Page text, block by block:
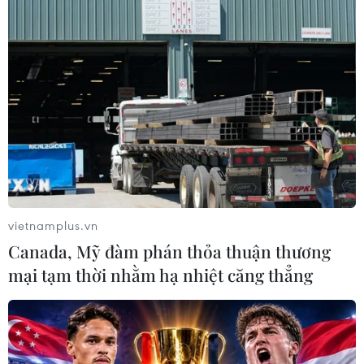
Futsal Việt Nam bất bại sau trận hòa
khó tin trước chủ nhà Thái Lan
06/08/2026 02:38
Toàn cảnh ASEAN Cup: Thái
Lan "thắng như chẻ tre", thách thức
tuyển Việt Nam
05/08/2026 07:15
Nhận định Philippines vs
tiền tỷ, "Voi chiến" quyết thắng
04/08/2026 09:19
vietnamplus.vn
Canada, Mỹ đàm phán thỏa thuận thương
mại tạm thời nhằm hạ nhiệt căng thẳng